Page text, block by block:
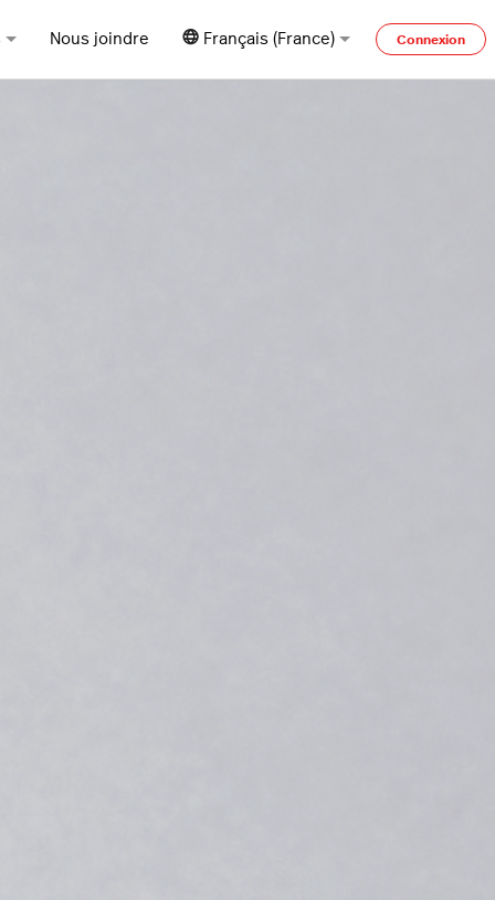
Nous joindre Français (France) Connexion